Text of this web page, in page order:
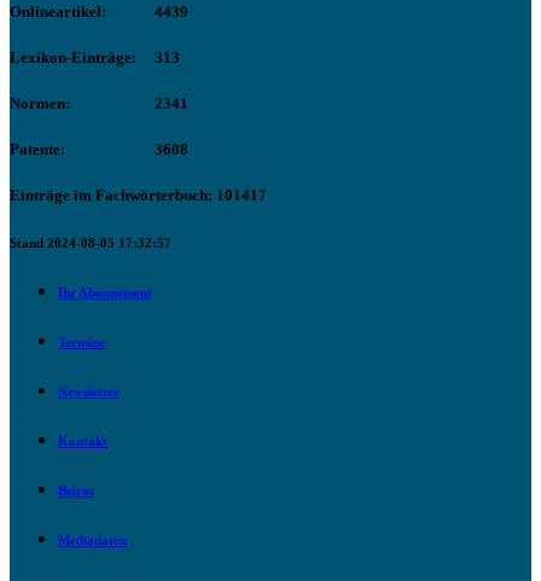
Onlineartikel: 4439
Lexikon-Einträge: 313
Normen: 2341
Patente: 3608
Einträge im Fachwörterbuch: 101417
Stand 2024-08-05 17:32:57
Ihr Abonnement
Termine
Newsletter
Kontakt
Beirat
Mediadaten